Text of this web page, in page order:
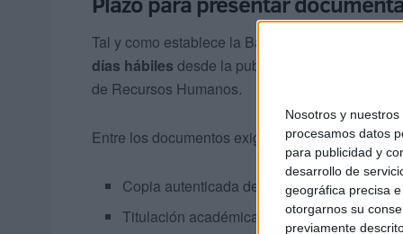
Nosotros y nuestros
procesamos datos
para publicidad y
desarrollo de
geográfica precisa
otorgarnos su
previamente
Tal y como establece la Base 10 de la
días hábiles desde la publicación para
de Recursos Humanos.
Entre los documentos exigidos se incluyen:
Copia autenticada del DNI
Titulación académica exigida o